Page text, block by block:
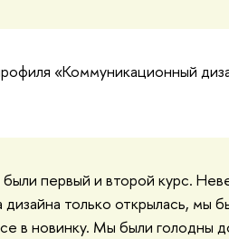
«Коммуникационный
первый и второй курс.
только открылась, мы
в новинку. Мы были голодны